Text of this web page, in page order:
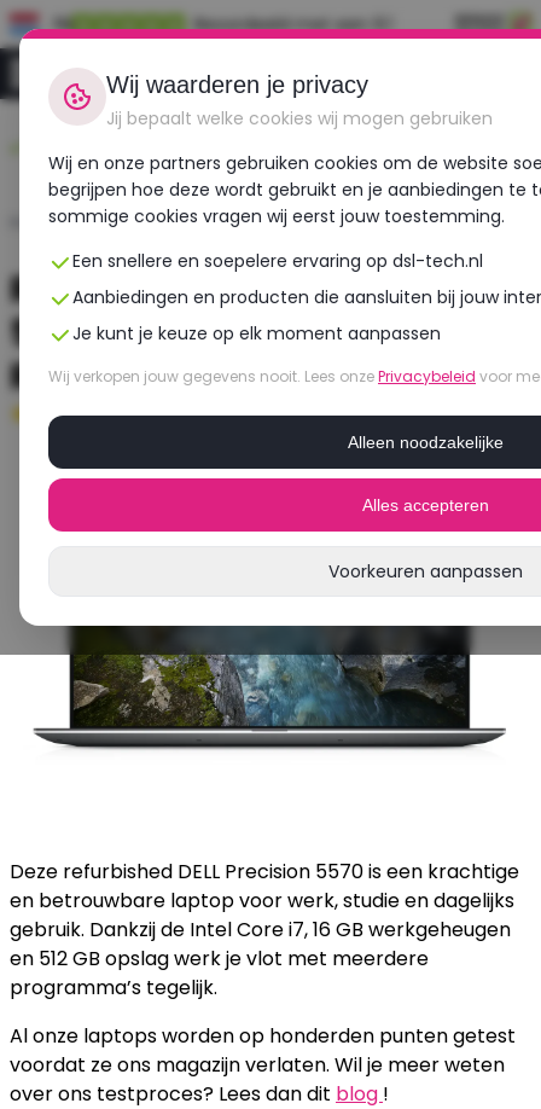
NL Beoordeeld met een 9.1
Duurzaam,
refurbished
morgen in huis!
dan 30 punten!
Home›Laptops ›Dell›Precision 5570
Refurbished DELL Precision
5570 | Intel Core i7 | NVIDIA
RTX A2000
Goed - 16 GB RAM - 512 GB SSD
Deze refurbished DELL Precision 5570 is een krachtige
en betrouwbare laptop voor werk, studie en dagelijks
gebruik. Dankzij de Intel Core i7, 16 GB werkgeheugen
en 512 GB opslag werk je vlot met meerdere
programma’s tegelijk.
Al onze laptops worden op honderden punten getest
voordat ze ons magazijn verlaten. Wil je meer weten
over ons testproces? Lees dan dit blog !
Wij waarderen je privacy
Jij bepaalt welke cookies wij mogen gebruiken
Wij en onze partners gebruiken cookies om de website
begrijpen hoe deze wordt gebruikt en je aanbiedingen te
sommige cookies vragen wij eerst jouw toestemming.
Een snellere en soepelere ervaring op dsl-tech.nl
Aanbiedingen en producten die aansluiten bij jouw
Je kunt je keuze op elk moment aanpassen
Wij verkopen jouw gegevens nooit. Lees onzePrivacybeleid voor
Alleen noodzakelijke
Alles accepteren
Voorkeuren aanpassen